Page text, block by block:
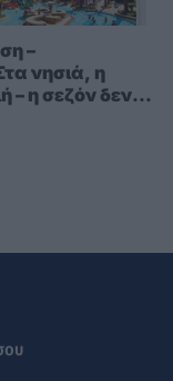
–
νησιά, η
– η σεζόν δεν